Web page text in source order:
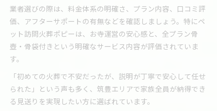
業者選びの際は、料金体系の明確さ、プラン内容、口コミ評
価、アフターサポートの有無などを確認しましょう。特にペ
ット訪問火葬ポピーは、お寺運営の安心感と、全プラン骨
壺・骨袋付きという明確なサービス内容が評価されていま
す。
「初めての火葬で不安だったが、説明が丁寧で安心して任せ
られた」という声も多く、筑豊エリアで家族全員が納得でき
る見送りを実現したい方に選ばれています。